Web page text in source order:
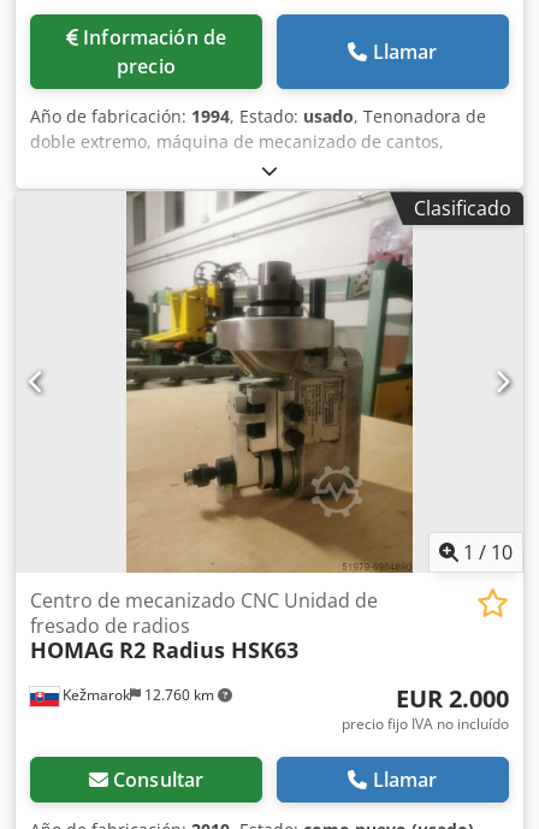
Información de
precio
Llamar
Año de fabricación: 1994, Estado: usado, Tenonadora de
doble extremo, máquina de mecanizado de cantos,
recortadora a ras, recortadora de cantos, motor de husillo,
motor de recorte, unidad de aserrado, unidad de recorte
unidad de aserrado -Fabricante: Paul OTT, Grupo de
serrado Grupo de serrado de la chapadora de cantos U
206 -Motores: Tipo K 14 -Potencia: 0,8 kW / 200 Hz -
Velocidad: 1200 rpm -Hoja de sierra: Ø 140 mm -Distancia
de la hoja de sierra: de 515 a 1070 mm -Dimensiones:
530/490/H600 mm Dcjdpfx Adeu Rv Ttjhok -Peso: 78 kg
Clasificado
1 / 10
Kežmarok 12.760 km
Centro de mecanizado CNC Unidad de
fresado de radios
HOMAG R2 Radius HSK63
EUR 2.000
precio fijo IVA no incluído
Consultar Llamar